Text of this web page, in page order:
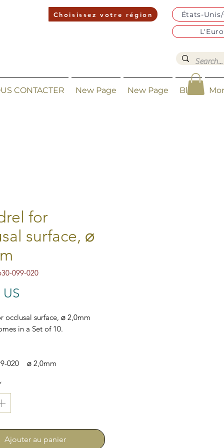
Choisissez votre région
États-
CONTACTER New Page New Page Blog
for
surface, ⌀
099-020
occlusal surface, ⌀ 2,0mm
in a Set of 10.
020 ⌀ 2,0mm
Ajouter au panier